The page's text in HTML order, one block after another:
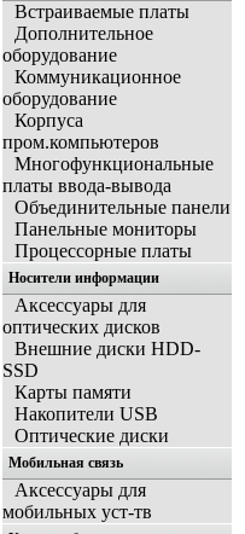
Встраиваемые платы
Дополнительное
оборудование
Коммуникационное
оборудование
Корпуса
пром.компьютеров
Многофункциональные
платы ввода-вывода
Объединительные панели
Панельные мониторы
Процессорные платы
Носители информации
Аксессуары для
оптических дисков
Внешние диски HDD-
SSD
Карты памяти
Накопители USB
Оптические диски
Мобильная связь
Аксессуары для
мобильных уст-тв